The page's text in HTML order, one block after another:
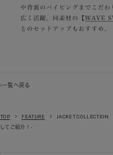
一覧へ戻る
TOP FEATURE
JACKET
してご紹介！-